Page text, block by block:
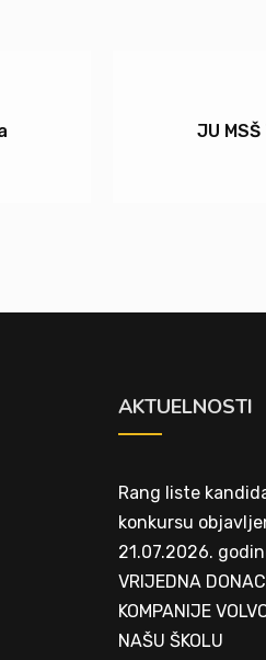
JU MSŠ
AKTUELNOSTI
Rang liste
konkursu
21.07.2026.
VRIJEDNA
KOMPANIJE
NAŠU ŠKOLU